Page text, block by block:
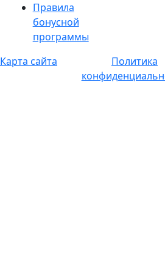
Правила
бонусной
программы
Карта сайта
Политика